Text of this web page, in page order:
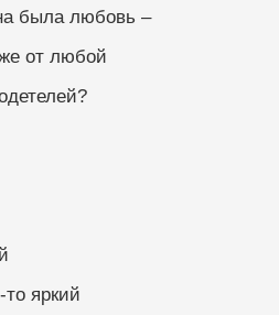
была любовь –
от любой
яркий